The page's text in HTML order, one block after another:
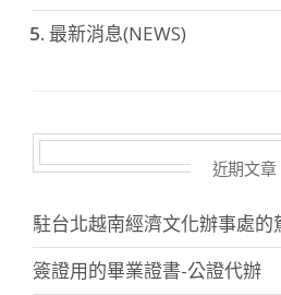
最新消息(NEWS)
近期文章
駐台北越南經濟文化辦事處
簽證用的畢業證書-公證代辦